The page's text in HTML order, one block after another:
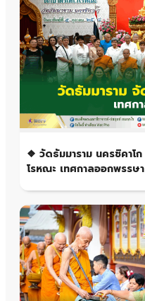
❖ วัดธัมมาราม นครชิคาโ
โรหณะ เทศกาลออกพรรษ